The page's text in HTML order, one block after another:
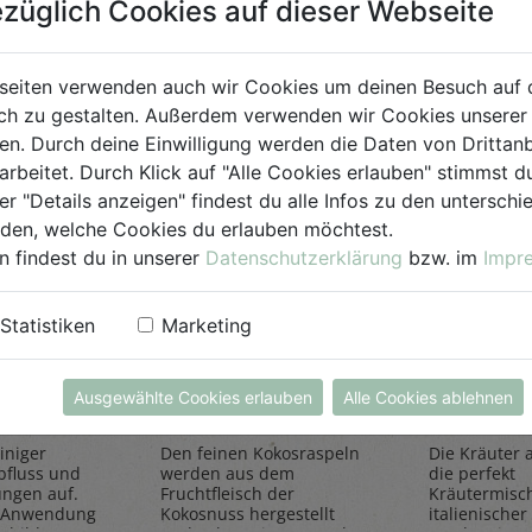
für Jedermann
und
auf.
Kokosraspeln
250g
Rapunzel Naturkost
Den feinen Kokosraspeln
werden aus dem
Fruchtfleisch der
Kokosnuss hergestellt
Sonnentor
Die Kräuter
die perfekt
italienischer
Cookies auf dieser Webseite
verwenden auch wir Cookies um deinen Besuch auf
zu gestalten. Außerdem verwenden wir Cookies
Durch deine Einwilligung werden die Daten von
Durch Klick auf "Alle Cookies erlauben" stimmst
"Details anzeigen" findest du alle Infos zu den
welche Cookies du erlauben möchtest.
findest du in unserer Datenschutzerklärung bzw. im
Statistiken Marketing
Ausgewählte Cookies erlauben Alle Cookies ablehnen